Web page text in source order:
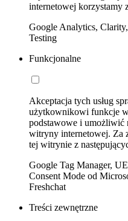
internetowej korzystamy
Google Analytics,
Testing
Funkcjonalne
Akceptacja tych usług
użytkownikowi funkcje
podstawowe i umożliwić
witryny internetowej. Za
tej witrynie z
Google Tag Manager,
Consent Mode od
Freshchat
Treści zewnętrzne